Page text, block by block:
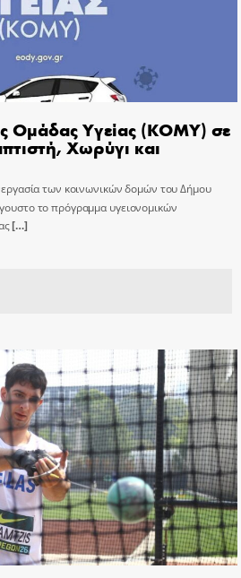
Ομάδας Υγείας (ΚΟΜΥ) σε
Χωρύγι και
των κοινωνικών δομών του Δήμου
το πρόγραμμα υγειονομικών
[…]